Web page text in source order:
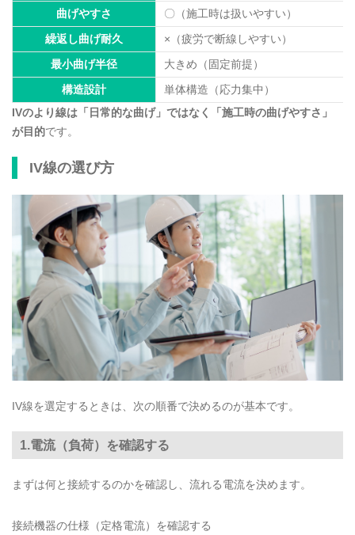
曲げやすさ
〇（施工時は扱いやすい）
繰返し曲げ耐久
×（疲労で断線しやすい）
最小曲げ半径
大きめ（固定前提）
構造設計
単体構造（応力集中）
IVのより線は「日常的な曲げ」ではなく「施工時の曲げやすさ」
が目的です。
IV線の選び方
IV線を選定するときは、次の順番で決めるのが基本です。
1.電流（負荷）を確認する
まずは何と接続するのかを確認し、流れる電流を決めます。
接続機器の仕様（定格電流）を確認する